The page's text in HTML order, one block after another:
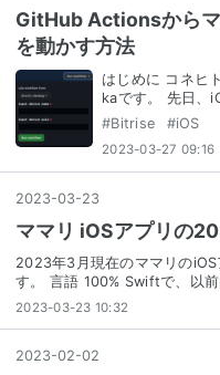
GitHub Actionsから
を動かす方法
はじめに コネヒ
kaです。 先日、
#Bitrise #iOS
2023-03-27 09:16
2023-03-23
ママリ iOSアプリの
2023年3月現在のママリの
す。 言語 100% Swiftで、以
2023-03-23 10:32
2023-02-02